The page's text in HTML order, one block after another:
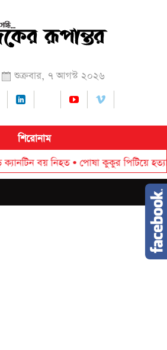
শুক্রবার, ৭ আগস্ট ২০২৬
শিরোনাম
বয় নিহত•পোষা কুকুর পিটিয়ে হত্যার